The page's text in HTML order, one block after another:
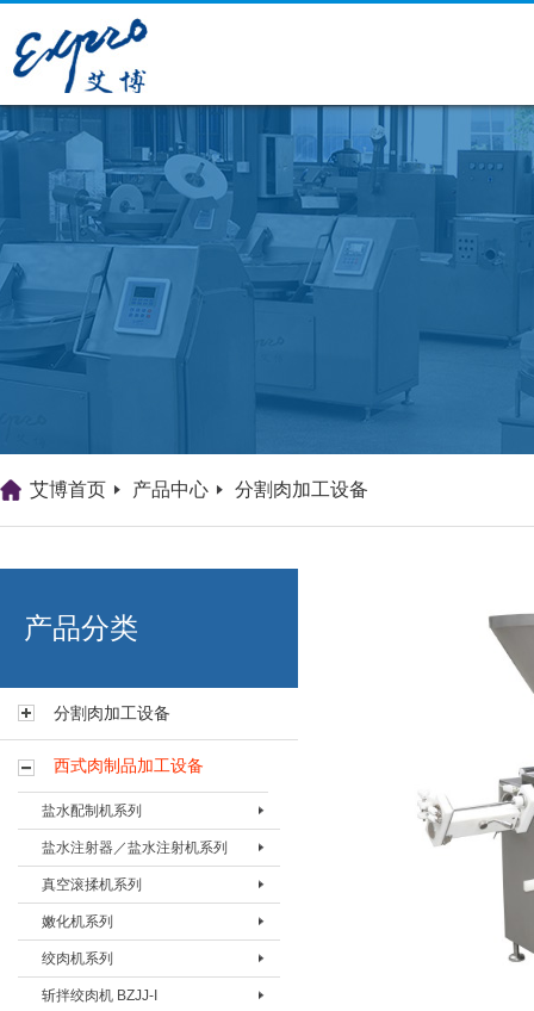
艾博肉类科技（浙江）有限
艾博首页 产品中心 分割肉加工设备
产品分类
分割肉加工设备
西式肉制品加工设备
盐水配制机系列
盐水配置机BPZJ-80
盐水配置机BPZJ-200
盐水配置机BPZJ-600
盐水注射器／盐水注射机系列
盐水注射器BZSQ-I
盐水注射器BZSQ-II
盐水注射机BZSJ-12
盐水注射机BZSJ-20
真空滚揉机系列
真空搅拌按摩机 BAMJ-60L
真空搅拌按摩机 BAMJ-125L
真空搅拌按摩机 BAMJ-280L
嫩化机系列
嫩化机BNHJ-I
嫩化机BNHJ-II
绞肉机系列
绞肉机BJRJ-82
斩拌绞肉机 BZJJ-I